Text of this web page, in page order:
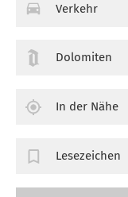
Verkehr
Dolomiten
In der Nähe
Lesezeichen